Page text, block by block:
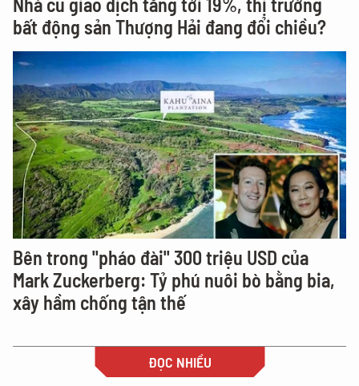
bất động sản Thượng Hải đang đổi chiều?
Bên trong "pháo đài" 300 triệu USD của
Mark Zuckerberg: Tỷ phú nuôi bò bằng bia,
xây hầm chống tận thế
ĐỌC NHIỀU